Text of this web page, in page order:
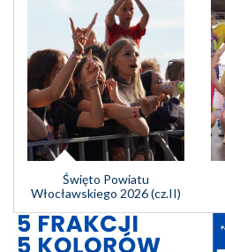
Święto Powiatu
Włocławskiego 2026 (cz.II)